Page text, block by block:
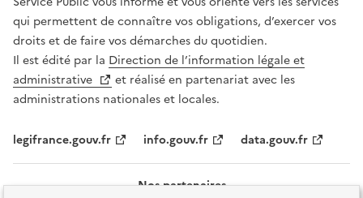
qui permettent de connaître vos obligations, d’exercer vos
droits et de faire vos démarches du quotidien.
Il est édité par la Direction de l’information légale et
administrative
et réalisé en partenariat avec les
administrations nationales et locales.
legifrance.gouv.fr info.gouv.fr data.gouv.fr
Nos partenaires